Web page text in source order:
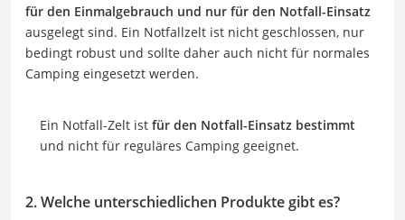
für den Einmalgebrauch und nur für den Notfall-Einsatz
ausgelegt sind. Ein Notfallzelt ist nicht geschlossen, nur
bedingt robust und sollte daher auch nicht für normales
Camping eingesetzt werden.
Ein Notfall-Zelt ist für den Notfall-Einsatz bestimmt
und nicht für reguläres Camping geeignet.
2. Welche unterschiedlichen Produkte gibt es?